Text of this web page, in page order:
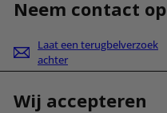
Neem contact op
Laat een terugbelverzoek
achter
Wij accepteren